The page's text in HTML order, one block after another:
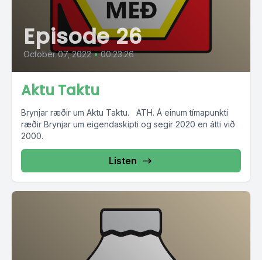
Episode 26
October 07, 2022 • 00:23:26
Aktu Taktu
Brynjar ræðir um Aktu Taktu. ATH. Á einum tímapunkti
ræðir Brynjar um eigendaskipti og segir 2020 en átti við
2000.
Listen